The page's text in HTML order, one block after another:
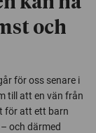
och
för oss senare i
till att en vän från
för att ett barn
och därmed